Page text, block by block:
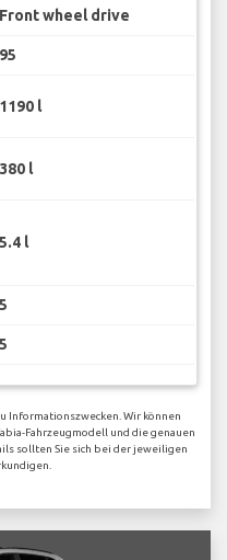
Front wheel drive
95
1190 l
380 l
5.4 l
5
5
Informationszwecken. Wir können
Fahrzeugmodell und die genauen
sollten Sie sich bei der jeweiligen